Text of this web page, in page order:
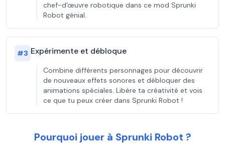
chef-d'œuvre robotique dans ce mod Sprunki
Robot génial.
#3 Expérimente et débloque
Combine différents personnages pour découvrir
de nouveaux effets sonores et débloquer des
animations spéciales. Libère ta créativité et vois
ce que tu peux créer dans Sprunki Robot !
Pourquoi jouer à Sprunki Robot ?